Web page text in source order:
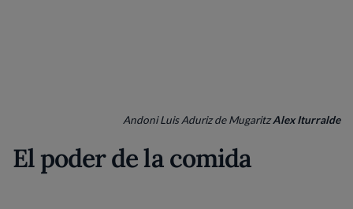
Andoni Luis Aduriz de MugaritzAlex Iturralde
El poder de la comida